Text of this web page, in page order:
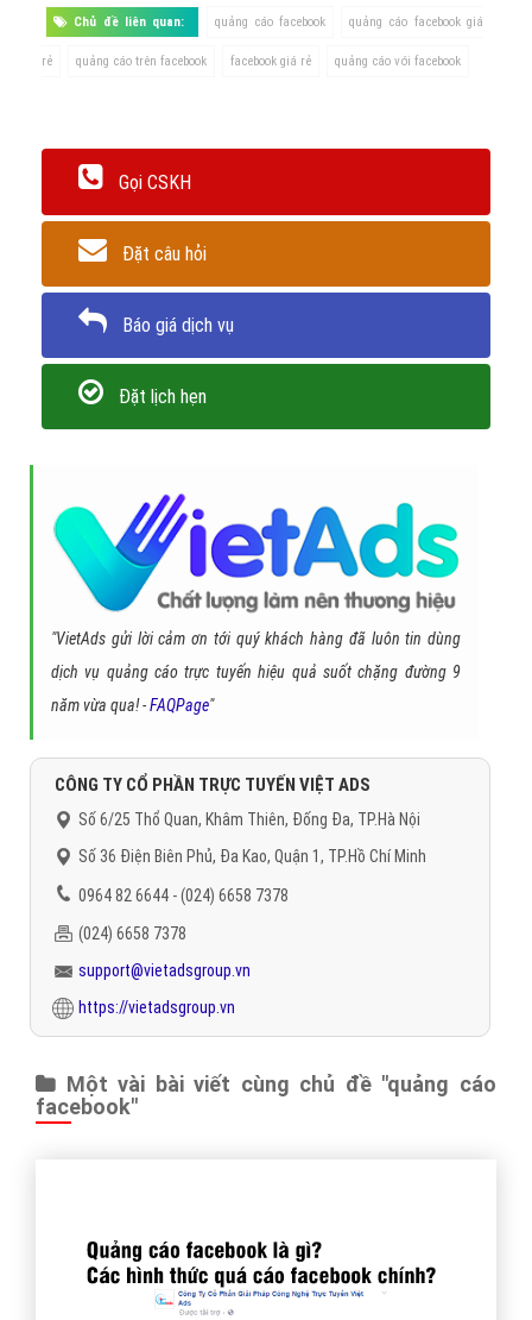
Chủ đề liên quan: quảng cáo facebook quảng cáo facebook giá
rẻ quảng cáo trên facebook facebook giá rẻ quảng cáo với facebook
Gọi CSKH
Đặt câu hỏi
Báo giá dịch vụ
Đặt lịch hẹn
"VietAds gửi lời cảm ơn tới quý khách hàng đã luôn tin dùng
dịch vụ quảng cáo trực tuyến hiệu quả suốt chặng đường 9
năm vừa qua! -FAQPage"
CÔNG TY CỔ PHẦN TRỰC TUYẾN VIỆT ADS
Số 6/25 Thổ Quan, Khâm Thiên, Đống Đa, TP.Hà Nội
Số 36 Điện Biên Phủ, Đa Kao, Quận 1, TP.Hồ Chí Minh
0964 82 6644 - (024) 6658 7378
(024) 6658 7378
support@vietadsgroup.vn
https://vietadsgroup.vn
Một vài bài viết cùng chủ đề "quảng cáo
facebook"